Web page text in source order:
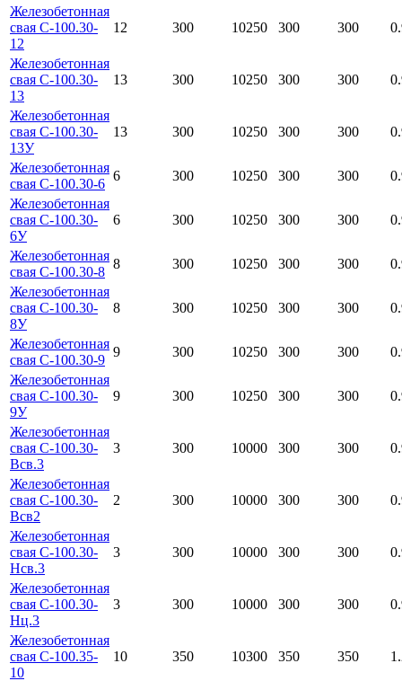
Железобетонная
свая С-100.30-
12
12 300 10250 300 300
Железобетонная
свая С-100.30-
13
13 300 10250 300 300
Железобетонная
свая С-100.30-
13У
13 300 10250 300 300
Железобетонная
свая С-100.30-6
6 300 10250 300 300
Железобетонная
свая С-100.30-
6У
6 300 10250 300 300
Железобетонная
свая С-100.30-8
8 300 10250 300 300
Железобетонная
свая С-100.30-
8У
8 300 10250 300 300
Железобетонная
свая С-100.30-9
9 300 10250 300 300
Железобетонная
свая С-100.30-
9У
9 300 10250 300 300
Железобетонная
свая С-100.30-
Всв.3
3 300 10000 300 300
Железобетонная
свая С-100.30-
Всв2
2 300 10000 300 300
Железобетонная
свая С-100.30-
Нсв.3
3 300 10000 300 300
Железобетонная
свая С-100.30-
Нц.3
3 300 10000 300 300
Железобетонная
свая С-100.35-
10
10 350 10300 350 350